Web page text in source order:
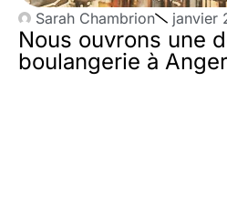
Sarah Chambrion janvier
Nous ouvrons une
boulangerie à